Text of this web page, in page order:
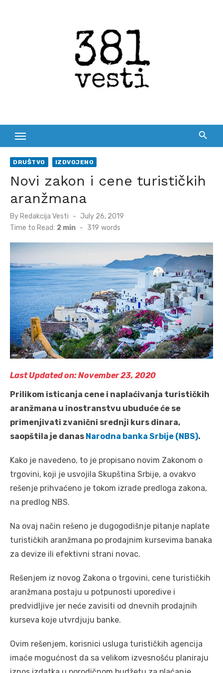
DRUŠTVO IZDVOJENO
Novi zakon i cene turističkih
aranžmana
By Redakcija Vesti
Posted
July 26, 2019
Time to Read: 2 min - 319 words
Last Updated on: November 23, 2020
Prilikom isticanja cene i naplaćivanja turističkih
aranžmana u inostranstvu ubuduće će se
primenjivati zvanični srednji kurs dinara,
saopštila je danas Narodna banka Srbije (NBS).
Kako je navedeno, to je propisano novim Zakonom o
trgovini, koji je usvojila Skupština Srbije, a ovakvo
rešenje prihvaćeno je tokom izrade predloga zakona,
na predlog NBS.
Na ovaj način rešeno je dugogodišnje pitanje naplate
turističkih aranžmana po prodajnim kursevima banaka
za devize ili efektivni strani novac.
Rešenjem iz novog Zakona o trgovini, cene turističkih
aranžmana postaju u potpunosti uporedive i
predvidljive jer neće zavisiti od dnevnih prodajnih
kurseva koje utvrdjuju banke.
Ovim rešenjem, korisnici usluga turističkih agencija
imaće mogućnost da sa velikom izvesnošću planiraju